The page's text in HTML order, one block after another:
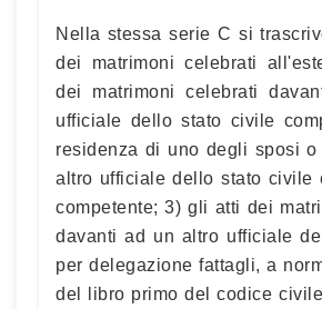
Nella stessa serie C si
dei matrimoni celebrati
dei matrimoni celebrati
ufficiale dello stato civile
residenza di uno degli sposi
altro ufficiale dello stato civile
competente; 3) gli atti dei
davanti ad un altro ufficiale
per delegazione fattagli, a
del libro primo del codice